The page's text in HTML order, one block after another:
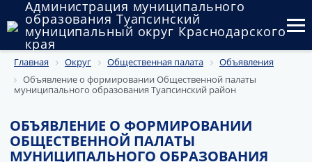
Администрация муниципального
образования Туапсинский
муниципальный округ Краснодарского
края
Округ
Администрация
Муниципальные закупки
Государственный и муниципальный контроль
Главная Округ Общественная палата
Объявления
Объявление о формировании Общественной палаты
муниципального образования Туапсинский район
ОБЪЯВЛЕНИЕ О ФОРМИРОВАНИИ
ОБЩЕСТВЕННОЙ ПАЛАТЫ
МУНИЦИПАЛЬНОГО ОБРАЗОВАНИЯ